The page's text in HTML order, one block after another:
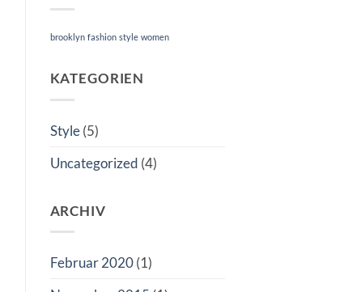
brooklyn fashion style women
KATEGORIEN
Style(5)
Uncategorized (4)
ARCHIV
Februar 2020(1)